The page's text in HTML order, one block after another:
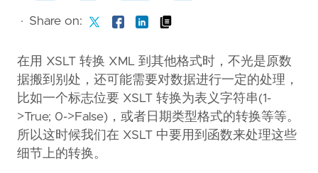
· Share on:
在用 XSLT 转换 XML 到其他格式时，不光是原数
据搬到别处，还可能需要对数据进行一定的处理，
比如一个标志位要 XSLT 转换为表义字符串(1-
>True; 0->False)，或者日期类型格式的转换等等。
所以这时候我们在 XSLT 中要用到函数来处理这些
细节上的转换。